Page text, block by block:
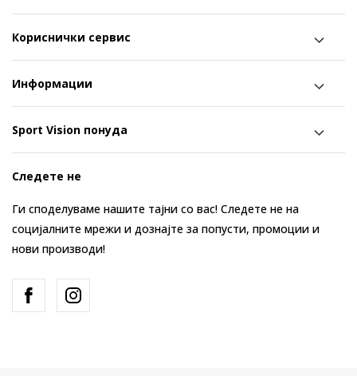
Кориснички сервис
Информации
Sport Vision понуда
Следете не
Ги споделуваме нашите тајни со вас! Следете не на
социјалните мрежи и дознајте за попусти, промоции и
нови производи!